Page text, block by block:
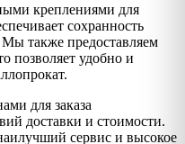
креплениями для
сохранность
также предоставляем
позволяет удобно и
для заказа
доставки и стоимости.
сервис и высокое